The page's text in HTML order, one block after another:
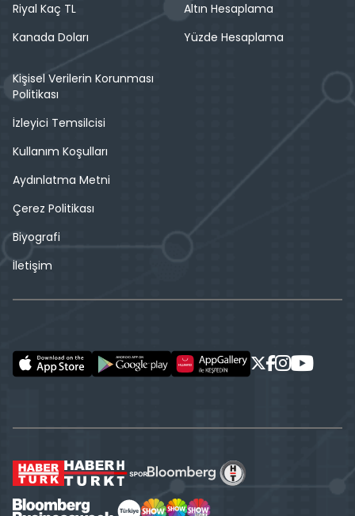
Riyal Kaç TL
Kanada Doları
Altın Hesaplama
Yüzde Hesaplama
Kişisel Verilerin Korunması
Politikası
İzleyici Temsilcisi
Kullanım Koşulları
Aydınlatma Metni
Çerez Politikası
Biyografi
İletişim